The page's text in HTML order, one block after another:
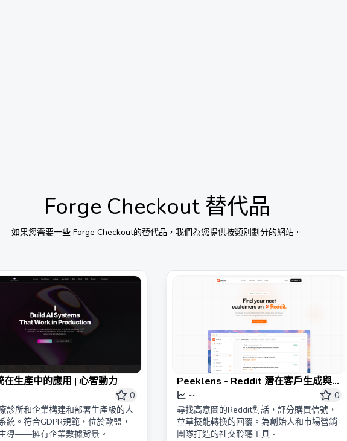
Forge Checkout 替代品
如果您需要一些 Forge Checkout的替代品，我們為您提供按類別劃分的網站。
在生產中的應用 | 心智動力
0
診所和企業構建和部署生產級的人
統。符合GDPR規範，位於歐盟，
導——擁有企業數據背景。
Peeklens - Reddit 潛在客戶生成與
社交聆聽
--
0
尋找高意圖的Reddit對話，評分購買信號，
並草擬能轉換的回覆。為創始人和市場營銷
團隊打造的社交聆聽工具。